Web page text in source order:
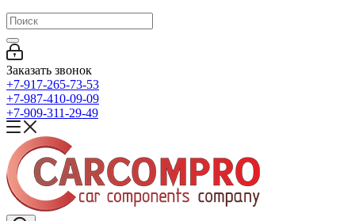
Заказать звонок
+7-917-265-73-53
+7-987-410-09-09
+7-909-311-29-49